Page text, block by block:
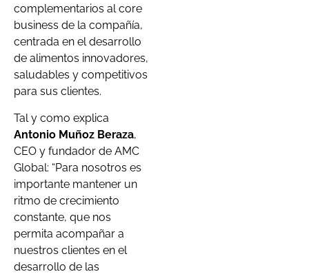
complementarios al core
business de la compañía,
centrada en el desarrollo
de alimentos innovadores,
saludables y competitivos
para sus clientes.
Tal y como explica
Antonio Muñoz Beraza,
CEO y fundador de AMC
Global: “Para nosotros es
importante mantener un
ritmo de crecimiento
constante, que nos
permita acompañar a
nuestros clientes en el
desarrollo de las